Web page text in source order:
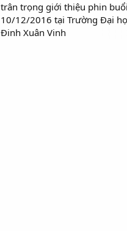
trân trọng giới thiệu phin
10/12/2016 tại Trường Đại
Đinh Xuân Vinh